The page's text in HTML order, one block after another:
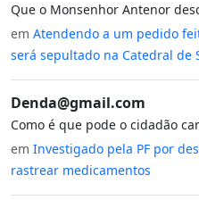
Que o Monsenhor Antenor
em Atendendo a um pedido
será sepultado na Catedral de
Denda@gmail.com
Como é que pode o cidadão
em Investigado pela PF por
rastrear medicamentos